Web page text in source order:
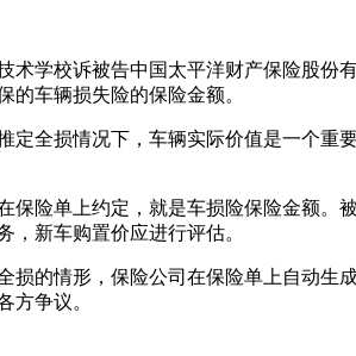
术学校诉被告中国太平洋财产保险股
的车辆损失险的保险金额。
定全损情况下，车辆实际价值是一个
保险单上约定，就是车损险保险金额
，新车购置价应进行评估。
损的情形，保险公司在保险单上自动
方争议。